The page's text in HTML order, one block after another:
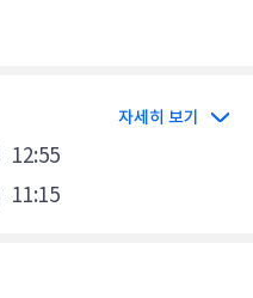
자세히 보기
12:55
11:15